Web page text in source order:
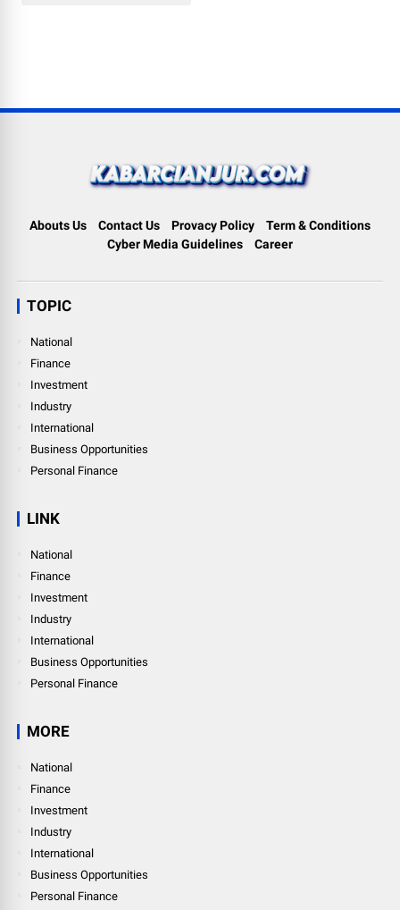
Abouts Us Contact Us Provacy Policy
Term & Conditions
Cyber Media Guidelines
Career
TOPIC
National
Finance
Investment
Industry
International
Business Opportunities
Personal Finance
LINK
National
Finance
Investment
Industry
International
Business Opportunities
Personal Finance
MORE
National
Finance
Investment
Industry
International
Business Opportunities
Personal Finance